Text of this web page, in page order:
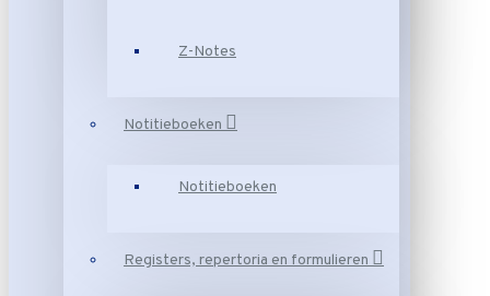
Z-Notes
Notitieboeken
Notitieboeken
Registers, repertoria en formulieren